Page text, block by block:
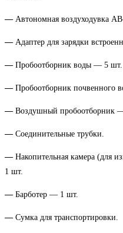
— Автономная воздуходувка
— Адаптер для зарядки
— Пробоотборник воды — 5 шт.
— Пробоотборник почвенного
— Воздушный пробоотборник
— Соединительные трубки.
— Накопительная камера (для
1 шт.
— Барботер — 1 шт.
— Сумка для транспортировки.